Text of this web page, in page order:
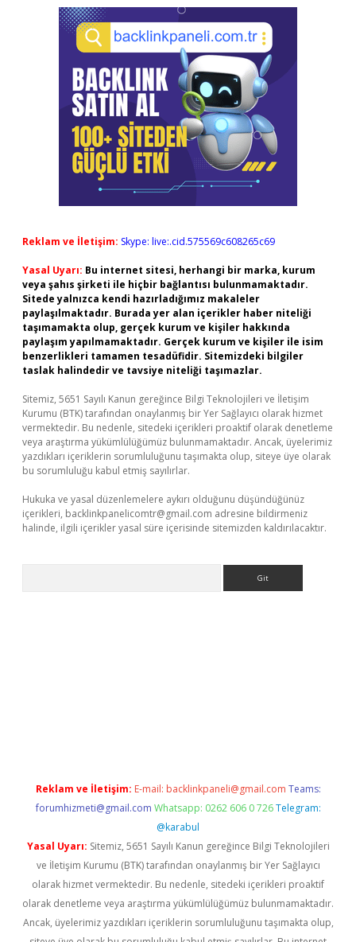
Reklam ve İletişim: Skype: live:.cid.575569c608265c69
Yasal Uyarı: Bu internet sitesi, herhangi bir marka, kurum
veya şahıs şirketi ile hiçbir bağlantısı bulunmamaktadır.
Sitede yalnızca kendi hazırladığımız makaleler
paylaşılmaktadır. Burada yer alan içerikler haber niteliği
taşımamakta olup, gerçek kurum ve kişiler hakkında
paylaşım yapılmamaktadır. Gerçek kurum ve kişiler ile isim
benzerlikleri tamamen tesadüfidir. Sitemizdeki bilgiler
taslak halindedir ve tavsiye niteliği taşımazlar.
Sitemiz, 5651 Sayılı Kanun gereğince Bilgi Teknolojileri ve İletişim
Kurumu (BTK) tarafından onaylanmış bir Yer Sağlayıcı olarak hizmet
vermektedir. Bu nedenle, sitedeki içerikleri proaktif olarak denetleme
veya araştırma yükümlülüğümüz bulunmamaktadır. Ancak, üyelerimiz
yazdıkları içeriklerin sorumluluğunu taşımakta olup, siteye üye olarak
bu sorumluluğu kabul etmiş sayılırlar.
Hukuka ve yasal düzenlemelere aykırı olduğunu düşündüğünüz
içerikleri, backlinkpanelicomtr@gmail.com adresine bildirmeniz
halinde, ilgili içerikler yasal süre içerisinde sitemizden kaldırılacaktır.
Reklam ve İletişim: E-mail: backlinkpaneli@gmail.com Teams:
forumhizmeti@gmail.com Whatsapp: 0262 606 0 726 Telegram:
@karabul
Yasal Uyarı: Sitemiz, 5651 Sayılı Kanun gereğince Bilgi Teknolojileri
ve İletişim Kurumu (BTK) tarafından onaylanmış bir Yer Sağlayıcı
olarak hizmet vermektedir. Bu nedenle, sitedeki içerikleri proaktif
olarak denetleme veya araştırma yükümlülüğümüz bulunmamaktadır.
Ancak, üyelerimiz yazdıkları içeriklerin sorumluluğunu taşımakta olup,